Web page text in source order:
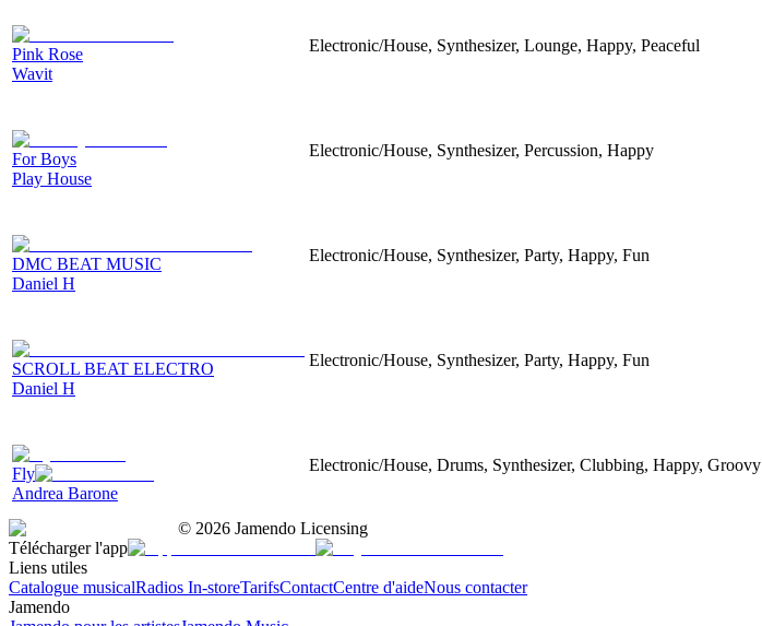
Pink Rose
Wavit
Electronic/House, Synthesizer, Lounge, Happy, Peaceful
For Boys
Play House
Electronic/House, Synthesizer, Percussion, Happy
DMC BEAT MUSIC
Daniel H
Electronic/House, Synthesizer, Party, Happy, Fun
SCROLL BEAT ELECTRO
Daniel H
Electronic/House, Synthesizer, Party, Happy, Fun
Fly
Andrea Barone
Electronic/House, Drums, Synthesizer, Clubbing, Happy, Groovy
© 2026 Jamendo Licensing
Télécharger l'app
Liens utiles
Catalogue musicalRadios In-storeTarifsContactCentre d'aideNous contacter
Jamendo